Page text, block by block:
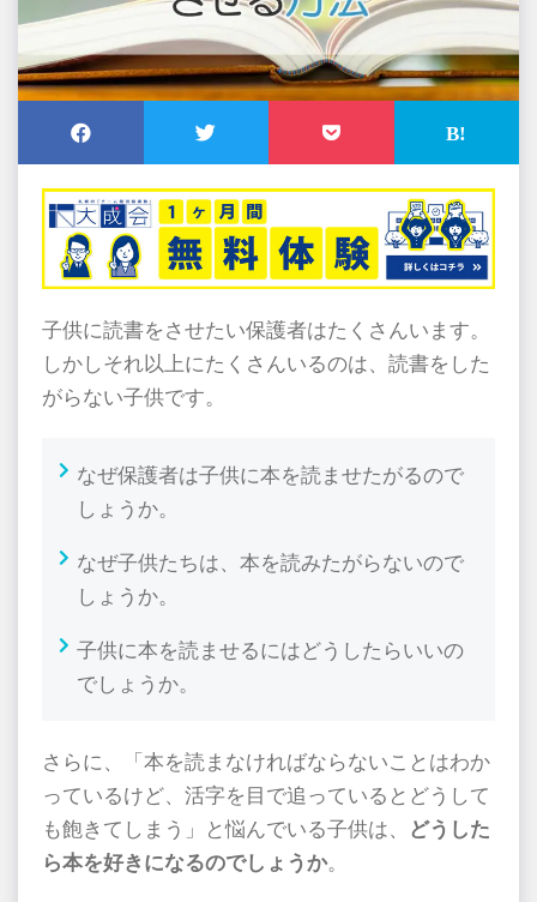
子供に読書をさせたい保護者はたくさんいます。
しかしそれ以上にたくさんいるのは、読書をした
がらない子供です。
なぜ保護者は子供に本を読ませたがるので
しょうか。
なぜ子供たちは、本を読みたがらないので
しょうか。
子供に本を読ませるにはどうしたらいいの
でしょうか。
さらに、「本を読まなければならないことはわか
っているけど、活字を目で追っているとどうして
も飽きてしまう」と悩んでいる子供は、 どうした
ら本を好きになるのでしょうか。